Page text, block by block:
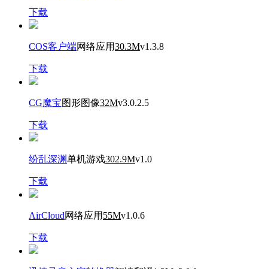
下载
COS客户端网络应用30.3Mv1.3.8
下载
CG魔宝图形图像32Mv3.0.2.5
下载
纷乱深渊单机游戏302.9Mv1.0
下载
AirCloud网络应用 55Mv1.0.6
下载